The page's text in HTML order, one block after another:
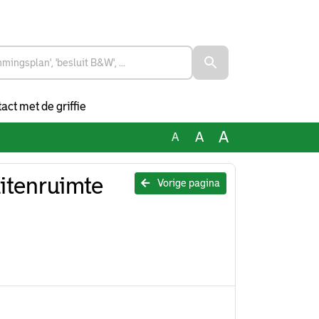
met de griffie
A A A
Vorige pagina